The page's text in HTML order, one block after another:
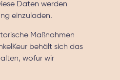
Daten werden
einzuladen.
Maßnahmen
behält sich das
wofür wir